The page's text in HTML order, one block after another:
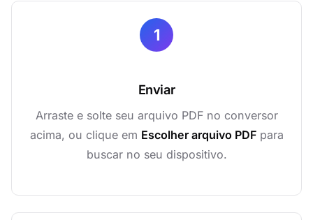
1
Enviar
Arraste e solte seu arquivo PDF no conversor
acima, ou clique em Escolher arquivo PDFpara
buscar no seu dispositivo.